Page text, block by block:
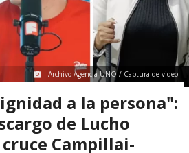
Archivo Agencia UNO / Captura de video
a la persona":
de Lucho
Campillai-